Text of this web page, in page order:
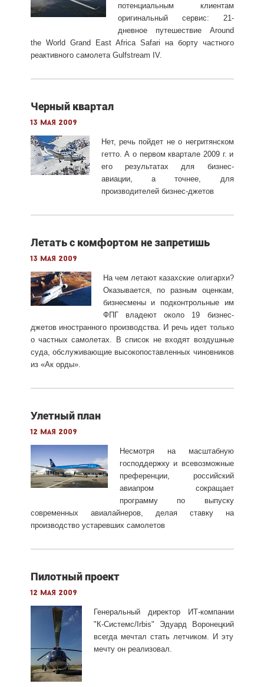
потенциальным клиентам
оригинальный сервис: 21-
дневное путешествие Around
the World Grand East Africa Safari на борту частного
реактивного самолета Gulfstream IV.
Черный квартал
13 мая 2009
Нет, речь пойдет не о негритянском
гетто. А о первом квартале 2009 г. и
его результатах для бизнес-
авиации, а точнее, для
производителей бизнес-джетов
Летать с комфортом не запретишь
13 мая 2009
На чем летают казахские олигархи?
Оказывается, по разным оценкам,
бизнесмены и подконтрольные им
ФПГ владеют около 19 бизнес-
джетов иностранного производства. И речь идет только
о частных самолетах. В список не входят воздушные
суда, обслуживающие высокопоставленных чиновников
из «Ак орды».
Улетный план
12 мая 2009
Несмотря на масштабную
господдержку и всевозможные
преференции, российский
авиапром сокращает
программу по выпуску
современных авиалайнеров, делая ставку на
производство устаревших самолетов
Пилотный проект
12 мая 2009
Генеральный директор ИТ-компании
"К-Системс/Irbis" Эдуард Воронецкий
всегда мечтал стать летчиком. И эту
мечту он реализовал.